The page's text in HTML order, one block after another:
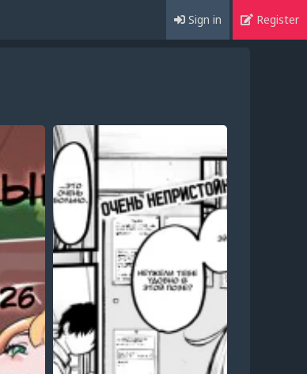
Sign in Register